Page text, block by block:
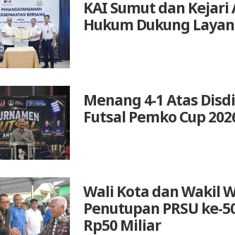
KAI Sumut dan
Hukum Dukung
Menang 4-1 Atas
Futsal Pemko Cup
Wali Kota dan Wakil
Penutupan PRSU ke-
Rp50 Miliar